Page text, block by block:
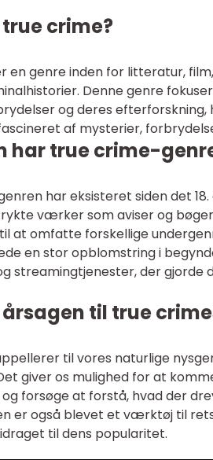
crime?
en genre inden for litteratur,
Denne genre
og deres
af mysterier,
har true crime-
har eksisteret siden det
værker som aviser og
at omfatte forskellige
en stor opblomstring i
streamingtjenester, der
årsagen til true
til vores naturlige
giver os mulighed for at
forsøge at forstå, hvad der
er også blevet et værktøj til
til dens popularitet.